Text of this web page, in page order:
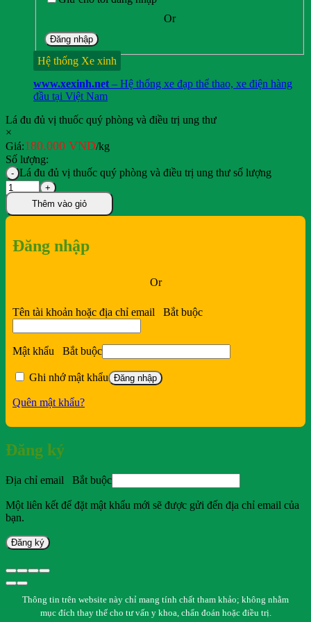
Or
Đăng nhập
Hệ thống Xe xinh
www.xexinh.net – Hệ thống xe đạp thể thao, xe điện hàng
đầu tại Việt Nam
Lá đu đủ vị thuốc quý phòng và điều trị ung thư
×
Giá:180.000 VND/kg
Số lượng:
Lá đu đủ vị thuốc quý phòng và điều trị ung thư số lượng
Thêm vào giỏ
Đăng nhập
Or
Tên tài khoản hoặc địa chỉ email Bắt buộc
Mật khẩu Bắt buộc
Ghi nhớ mật khẩu Đăng nhập
Quên mật khẩu?
Đăng ký
Địa chỉ email Bắt buộc
Một liên kết để đặt mật khẩu mới sẽ được gửi đến địa chỉ email của
bạn.
Đăng ký
Thông tin trên website này chỉ mang tính chất tham khảo; không nhằm
mục đích thay thế cho tư vấn y khoa, chẩn đoán hoặc điều trị.